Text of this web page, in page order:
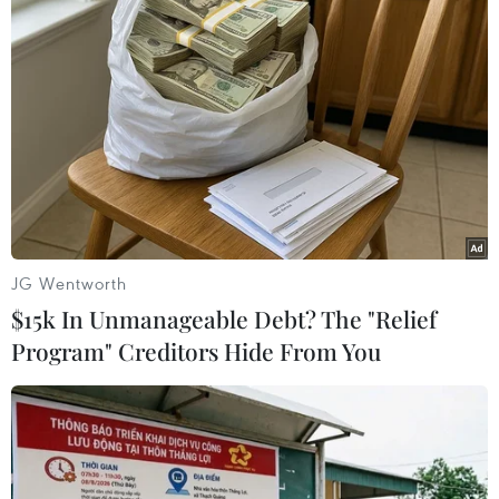
(TTXVN/Vietnam+)
#Phú Yên #Phòng chống dịch
#Cảng cá
#Lây nhiễm cộng đồng
#Ca mắc mới
Đắk Lắk
JG Wentworth
$15k In Unmanageable Debt? The "Relief
Program" Creditors Hide From You